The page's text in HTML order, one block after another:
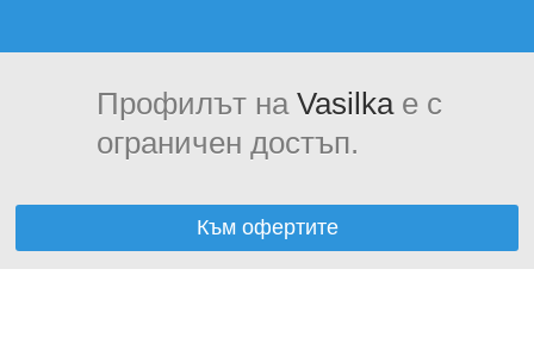
Профилът на Vasilkaе с
ограничен достъп.
Към офертите